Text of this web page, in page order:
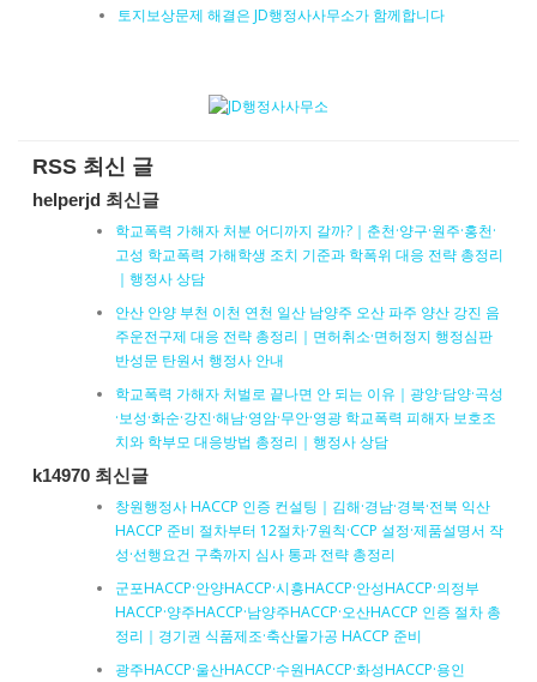
토지보상문제 해결은 JD행정사사무소가 함께합니다
RSS 최신 글
helperjd 최신글
학교폭력 가해자 처분 어디까지 갈까?｜춘천·양구·원주·홍천·
고성 학교폭력 가해학생 조치 기준과 학폭위 대응 전략 총정리
｜행정사 상담
안산 안양 부천 이천 연천 일산 남양주 오산 파주 양산 강진 음
주운전구제 대응 전략 총정리｜면허취소·면허정지 행정심판
반성문 탄원서 행정사 안내
학교폭력 가해자 처벌로 끝나면 안 되는 이유｜광양·담양·곡성
·보성·화순·강진·해남·영암·무안·영광 학교폭력 피해자 보호조
치와 학부모 대응방법 총정리｜행정사 상담
k14970 최신글
창원행정사 HACCP 인증 컨설팅｜김해·경남·경북·전북 익산
HACCP 준비 절차부터 12절차·7원칙·CCP 설정·제품설명서 작
성·선행요건 구축까지 심사 통과 전략 총정리
군포HACCP·안양HACCP·시흥HACCP·안성HACCP·의정부
HACCP·양주HACCP·남양주HACCP·오산HACCP 인증 절차 총
정리｜경기권 식품제조·축산물가공 HACCP 준비
광주HACCP·울산HACCP·수원HACCP·화성HACCP·용인